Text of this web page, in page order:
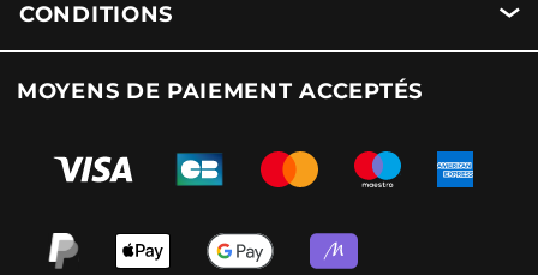
CONDITIONS
MOYENS DE PAIEMENT ACCEPTÉS